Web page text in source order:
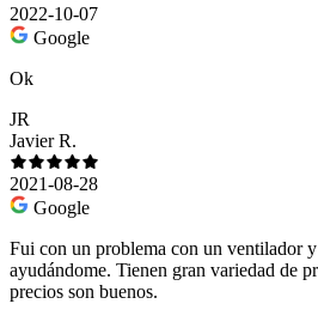
2022-10-07
Google
Ok
JR
Javier R.
2021-08-28
Google
Fui con un problema con un ventilador
ayudándome. Tienen gran variedad de
precios son buenos.